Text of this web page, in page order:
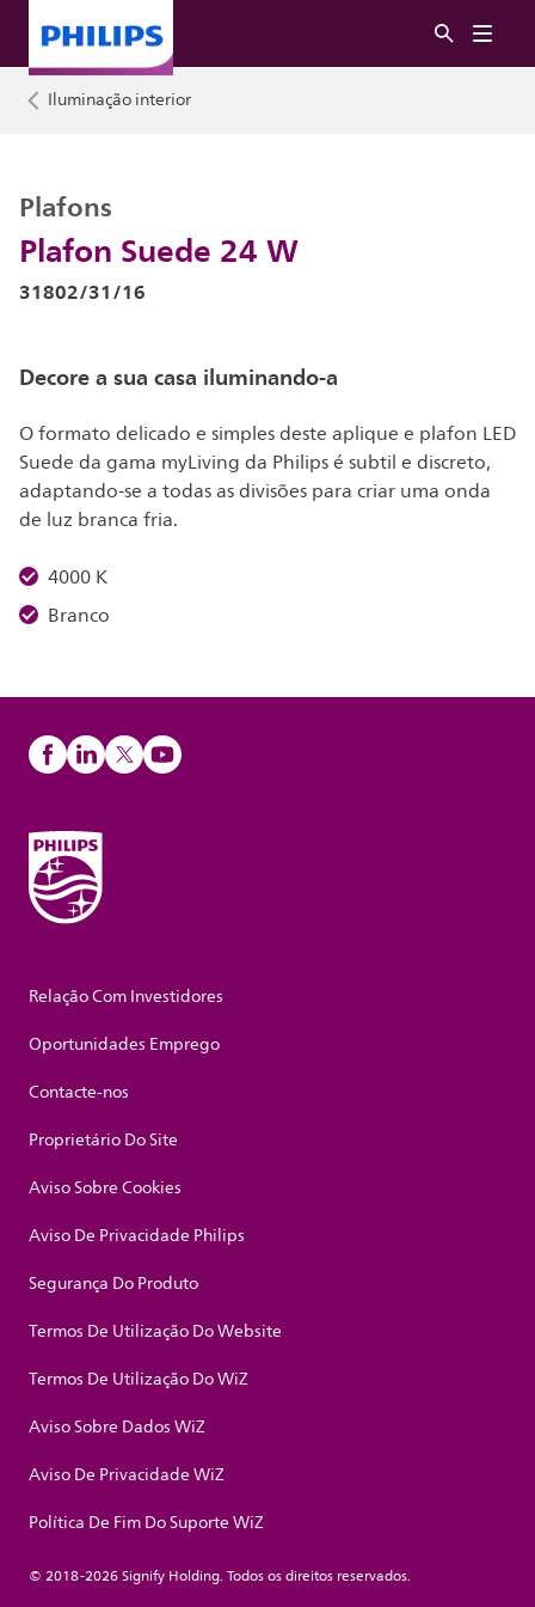
Iluminação interior
Plafon Suede 24 W
Plafons
31802/31/16
Decore a sua casa iluminando-a
O formato delicado e simples deste aplique e plafon LED
Suede da gama myLiving da Philips é subtil e discreto,
adaptando-se a todas as divisões para criar uma onda
de luz branca fria.
4000 K
Branco
Relação Com Investidores
Oportunidades Emprego
Contacte-nos
Proprietário Do Site
Aviso Sobre Cookies
Aviso De Privacidade Philips
Segurança Do Produto
Termos De Utilização Do Website
Termos De Utilização Do WiZ
Aviso Sobre Dados WiZ
Aviso De Privacidade WiZ
Política De Fim Do Suporte WiZ
© 2018-2026 Signify Holding. Todos os direitos reservados.